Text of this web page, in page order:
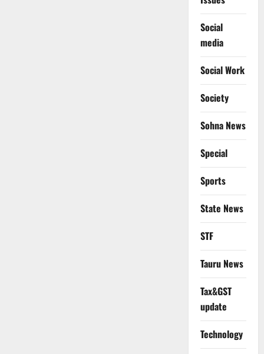
Social
media
Social Work
Society
Sohna News
Special
Sports
State News
STF
Tauru News
Tax&GST
update
Technology